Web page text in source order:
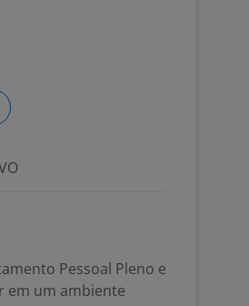
Pessoal Pleno e
em um ambiente